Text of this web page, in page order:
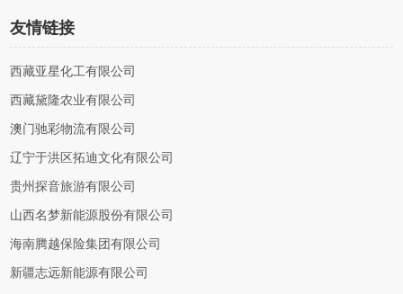
友情链接
西藏亚星化工有限公司
西藏黛隆农业有限公司
澳门驰彩物流有限公司
辽宁于洪区拓迪文化有限公司
贵州探音旅游有限公司
山西名梦新能源股份有限公司
海南腾越保险集团有限公司
新疆志远新能源有限公司